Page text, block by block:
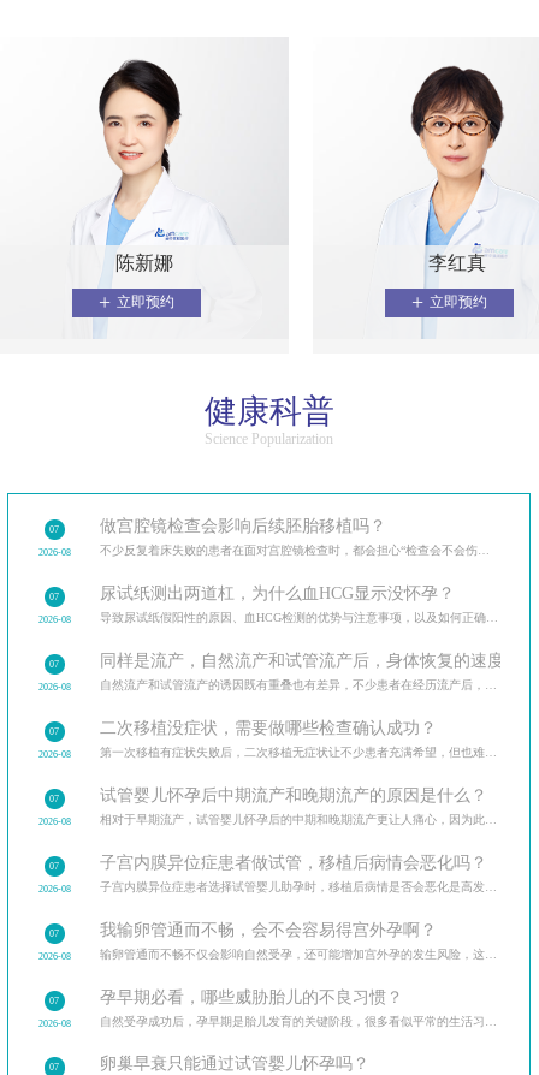
陈新娜
+ 立即预约
李红真
+ 立即预约
健康科普
Science Popularization
07
2026-08
做宫腔镜检查会影响后续胚胎移植吗？
07
2026-08
尿试纸测出两道杠，为什么血HCG显示没怀孕？
07
2026-08
同样是流产，自然流产和试管流产后，身体恢复的速度和
07
2026-08
二次移植没症状，需要做哪些检查确认成功？
07
2026-08
试管婴儿怀孕后中期流产和晚期流产的原因是什么？
07
2026-08
子宫内膜异位症患者做试管，移植后病情会恶化吗？
07
2026-08
我输卵管通而不畅，会不会容易得宫外孕啊？
07
2026-08
孕早期必看，哪些威胁胎儿的不良习惯？
07 卵巢早衰只能通过试管婴儿怀孕吗？